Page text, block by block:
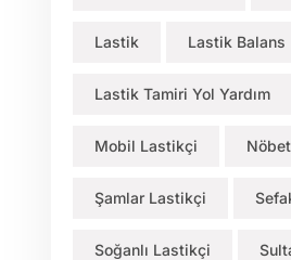
Lastik Lastik Balans
Lastik Tamiri Yol Yardım
Mobil Lastikçi
Şamlar Lastikçi
Soğanlı Lastikçi